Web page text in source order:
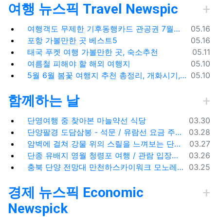
여행 뉴스픽 Travel Newspic
등록일
05.16
여행객도 무제한 기후동행카드 관공권 7월출시
등록일
05.16
포항 가볼만한 곳 베스트5
등록일
05.11
태국 푸켓 여행 가볼만한 곳, 숙소추천
등록일
05.10
여름철 피해야 할 해외 여행지
등록일
05.10
5월 6월 봄꽃 여행지 추천 총정리, 개화시기, 지도공유
함께하는 날
등록일
03.30
단영여행 중 찾아본 마늘약선 식당
등록일
03.28
단양팔경 도담삼봉 - 석문 / 유람선 요금 주차비
등록일
03.27
암벽에 걸쳐 강물 위의 스릴을 느껴보는 단양 잔도길
등록일
03.26
단종 유배지 영월 청령포 여행 / 관람 입장료 주차장
등록일
03.25
충북 단양 전망대 만천하스카이워크 모노레일 주차장 여행코스
경제 뉴스픽 Economic
Newspick